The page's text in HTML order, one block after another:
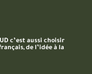
c’est aussi choisir
de l’idée à la